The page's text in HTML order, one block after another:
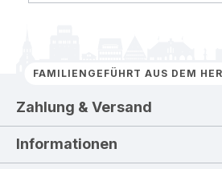
FAMILIENGEFÜHRT AUS DEM
Zahlung & Versand
Informationen